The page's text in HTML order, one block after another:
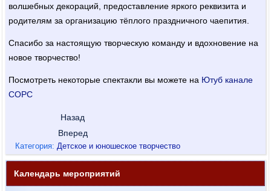
волшебных декораций, предоставление яркого реквизита и
родителям за организацию тёплого праздничного чаепития.
Спасибо за настоящую творческую команду и вдохновение на
новое творчество!
Посмотреть некоторые спектакли вы можете на Ютуб канале
СОРС
Назад
Вперед
Категория: Детское и юношеское творчество
Календарь мероприятий